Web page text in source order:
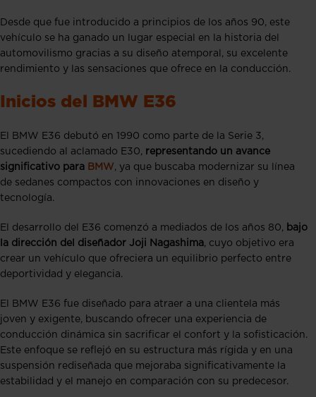
Desde que fue introducido a principios de los años 90, este
vehículo se ha ganado un lugar especial en la historia del
automovilismo gracias a su diseño atemporal, su excelente
rendimiento y las sensaciones que ofrece en la conducción.
Inicios del BMW E36
El BMW E36 debutó en 1990 como parte de la Serie 3,
sucediendo al aclamado E30, representando un avance
significativo para BMW, ya que buscaba modernizar su línea
de sedanes compactos con innovaciones en diseño y
tecnología.
El desarrollo del E36 comenzó a mediados de los años 80, bajo
la dirección del diseñador Joji Nagashima, cuyo objetivo era
crear un vehículo que ofreciera un equilibrio perfecto entre
deportividad y elegancia.
El BMW E36 fue diseñado para atraer a una clientela más
joven y exigente, buscando ofrecer una experiencia de
conducción dinámica sin sacrificar el confort y la sofisticación.
Este enfoque se reflejó en su estructura más rígida y en una
suspensión rediseñada que mejoraba significativamente la
estabilidad y el manejo en comparación con su predecesor.